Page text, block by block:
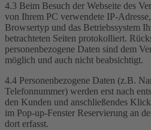
4.3 Beim Besuch der Webseite des
von Ihrem PC verwendete IP-
Browsertyp und das Betriebssystem
betrachteten Seiten protokolliert.
personenbezogene Daten sind dem
möglich und auch nicht beabsichtigt.
4.4 Personenbezogene Daten (z.B.
Telefonnummer) werden erst nach
den Kunden und anschließendes
im Pop-up-Fenster Reservierung an
dort erfasst.